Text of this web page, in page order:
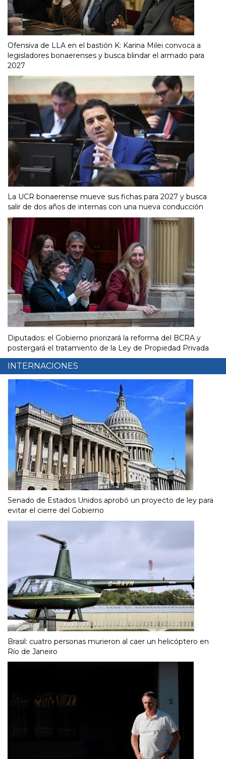
Ofensiva de LLA en el bastión K: Karina Milei convoca a
legisladores bonaerenses y busca blindar el armado para
2027
La UCR bonaerense mueve sus fichas para 2027 y busca
salir de dos años de internas con una nueva conducción
Diputados: el Gobierno priorizará la reforma del BCRA y
postergará el tratamiento de la Ley de Propiedad Privada
INTERNACIONES
Senado de Estados Unidos aprobó un proyecto de ley para
evitar el cierre del Gobierno
Brasil: cuatro personas murieron al caer un helicóptero en
Río de Janeiro